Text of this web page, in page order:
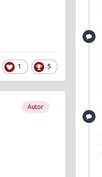
1 5
Autor